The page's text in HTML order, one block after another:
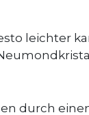
leichter
durch